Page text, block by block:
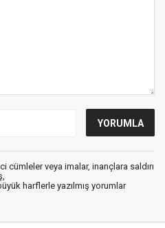
cümleler veya imalar, inançlara saldırı
harflerle yazılmış yorumlar